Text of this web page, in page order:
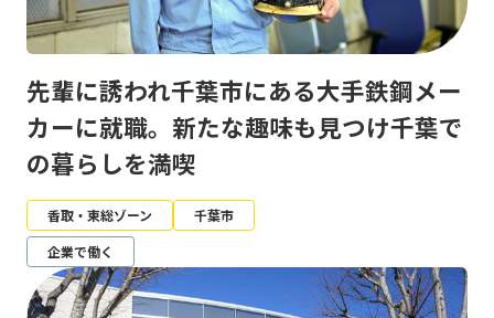
先輩に誘われ千葉市にある大手鉄鋼メー
カーに就職。新たな趣味も見つけ千葉で
の暮らしを満喫
香取・東総ゾーン
千葉市
企業で働く